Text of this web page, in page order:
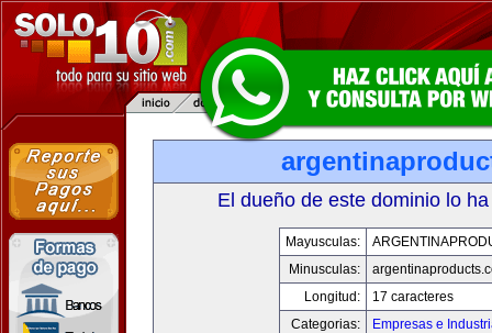
El dueño de este dominio lo
Mayusculas:
Minusculas:
Longitud:
17 caracteres
Categorias:
Empresas e